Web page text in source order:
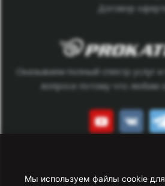
Договор
Оказываем полный спектр услуг
вопросе потому что любим
Мы используем файлы cookie